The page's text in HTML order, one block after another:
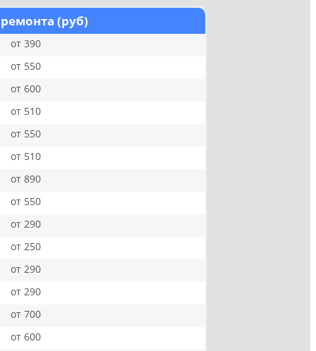
(руб)
от 390
от 550
от 600
от 510
от 550
от 510
от 890
от 550
от 290
от 250
от 290
от 290
от 700
от 600